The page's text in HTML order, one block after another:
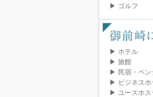
▶ ゴルフ
▶ ホテル
▶ 旅館
▶ 民宿・ペン
▶ ビジネスホ
▶ ユースホス